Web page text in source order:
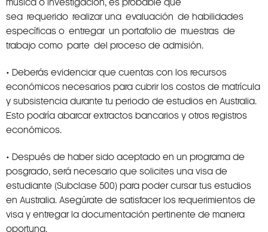
música o investigación, es probable que
sea requerido realizar una evaluación de habilidades
específicas o entregar un portafolio de muestras de
trabajo como parte del proceso de admisión.
• Deberás evidenciar que cuentas con los recursos
económicos necesarios para cubrir los costos de matrícula
y subsistencia durante tu periodo de estudios en Australia.
Esto podría abarcar extractos bancarios y otros registros
económicos.
• Después de haber sido aceptado en un programa de
posgrado, será necesario que solicites una visa de
estudiante (Subclase 500) para poder cursar tus estudios
en Australia. Asegúrate de satisfacer los requerimientos de
visa y entregar la documentación pertinente de manera
oportuna.